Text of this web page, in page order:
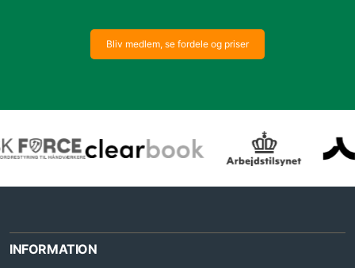
Bliv medlem, se fordele og priser
INFORMATION